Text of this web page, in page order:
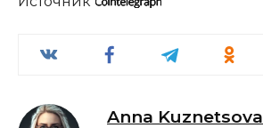
Anna Kuznetsova